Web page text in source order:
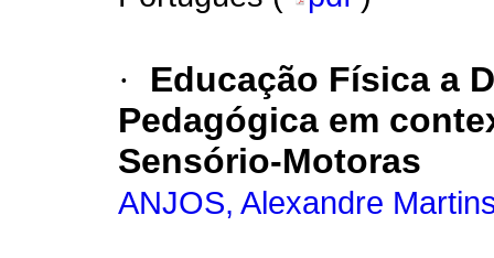
·
Educação Física a
Pedagógica em
Sensório-Motoras
ANJOS, Alexandre